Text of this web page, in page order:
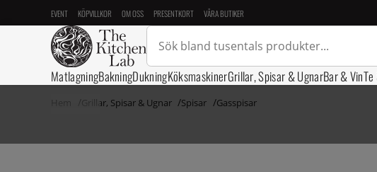
EVENT KÖPVILLKOR OM OSS PRESENTKORT VÅRA BUTIKER
MatlagningBakningDukningKöksmaskinerGrillar, Spisar & UgnarBar & Vin
Grillar, Spisar & Ugnar Spisar Gasspisar